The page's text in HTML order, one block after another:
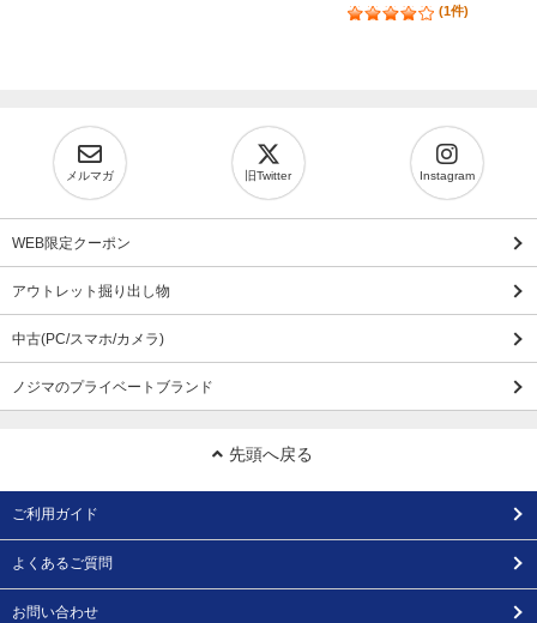
(1件)
メルマガ 旧Twitter Instagram
WEB限定クーポン
アウトレット掘り出し物
中古(PC/スマホ/カメラ)
ノジマのプライベートブランド
先頭へ戻る
ご利用ガイド
よくあるご質問
お問い合わせ